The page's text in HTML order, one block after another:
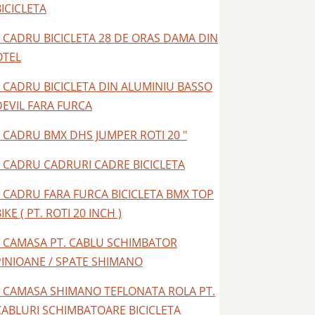
CADRU BICICLETA 28 DE ORAS DAMA DIN
CADRU BICICLETA DIN ALUMINIU BASSO
FARA FURCA
CADRU BMX DHS JUMPER ROTI 20 "
CADRU CADRURI CADRE BICICLETA
CADRU FARA FURCA BICICLETA BMX TOP
( PT. ROTI 20 INCH )
CAMASA PT. CABLU SCHIMBATOR
/ SPATE SHIMANO
CAMASA SHIMANO TEFLONATA ROLA PT.
SCHIMBATOARE BICICLETA